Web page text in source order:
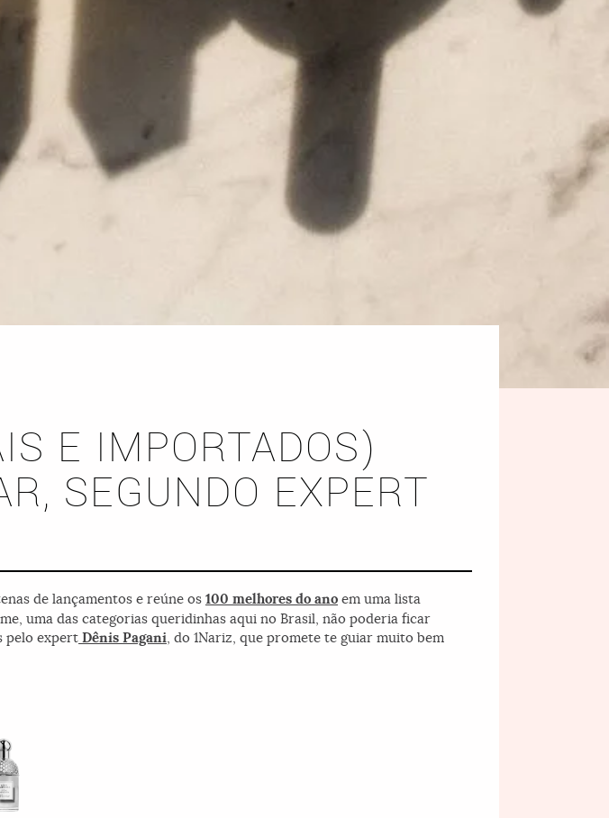
E IMPORTADOS)
SEGUNDO EXPERT
de lançamentos e reúne os 100 melhores do ano em uma lista
uma das categorias queridinhas aqui no Brasil, não poderia ficar
pelo expert Dênis Pagani, do 1Nariz, que promete te guiar muito bem